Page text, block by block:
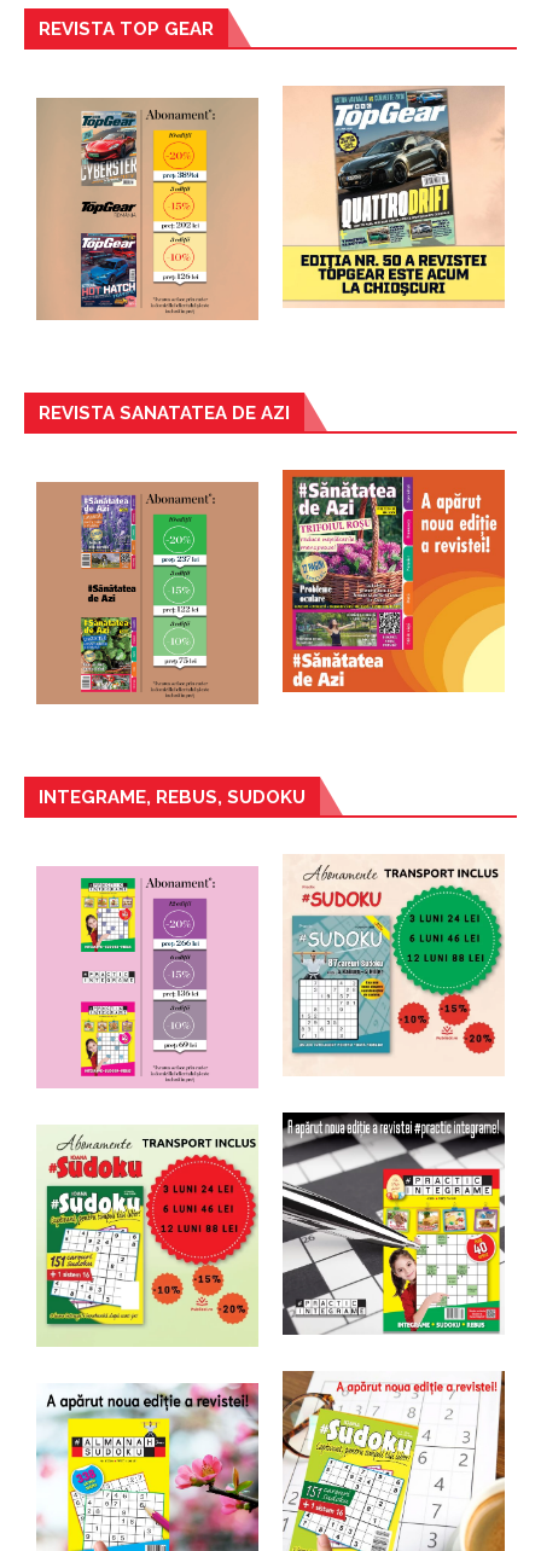
REVISTA TOP GEAR
REVISTA SANATATEA DE AZI
INTEGRAME, REBUS, SUDOKU